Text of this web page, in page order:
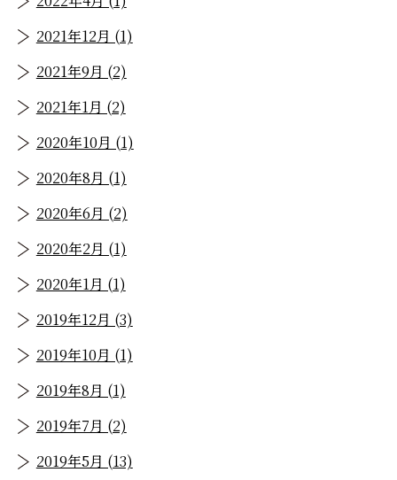
2021年12月 (1)
2021年9月 (2)
2021年1月 (2)
2020年10月 (1)
2020年8月 (1)
2020年6月 (2)
2020年2月 (1)
2020年1月 (1)
2019年12月 (3)
2019年10月 (1)
2019年8月 (1)
2019年7月 (2)
2019年5月 (13)